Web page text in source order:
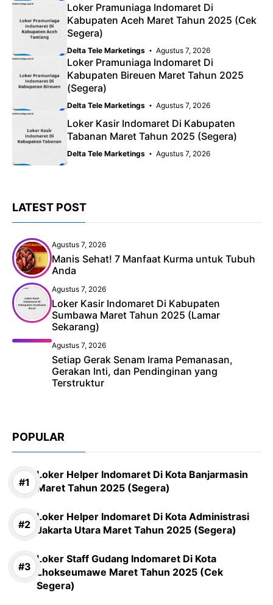
Loker Pramuniaga Indomaret Di
Kabupaten Aceh Maret Tahun 2025 (Cek
Segera)
Delta Tele Marketings Agustus 7, 2026
Loker Pramuniaga Indomaret Di
Kabupaten Bireuen Maret Tahun 2025
(Segera)
Delta Tele Marketings Agustus 7, 2026
Loker Kasir Indomaret Di Kabupaten
Tabanan Maret Tahun 2025 (Segera)
Delta Tele Marketings Agustus 7, 2026
LATEST POST
Agustus 7, 2026
Manis Sehat! 7 Manfaat Kurma untuk Tubuh
Anda
Agustus 7, 2026
Loker Kasir Indomaret Di Kabupaten
Sumbawa Maret Tahun 2025 (Lamar
Sekarang)
Agustus 7, 2026
Setiap Gerak Senam Irama Pemanasan,
Gerakan Inti, dan Pendinginan yang
Terstruktur
POPULAR
Loker Helper Indomaret Di Kota Banjarmasin
Maret Tahun 2025 (Segera)
Loker Helper Indomaret Di Kota Administrasi
Jakarta Utara Maret Tahun 2025 (Segera)
Loker Staff Gudang Indomaret Di Kota
Lhokseumawe Maret Tahun 2025 (Cek
Segera)